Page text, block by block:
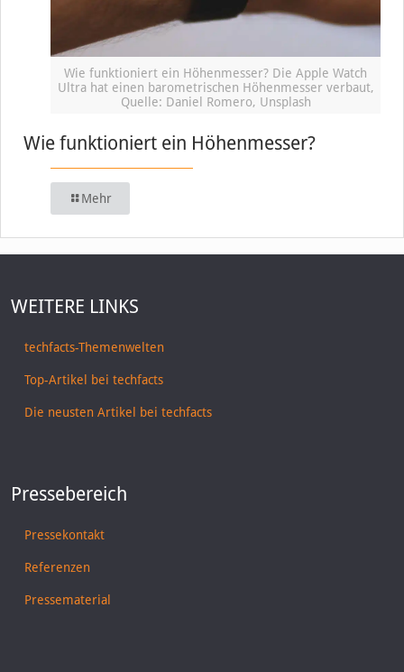
Wie funktioniert ein Höhenmesser? Die Apple Watch
Ultra hat einen barometrischen Höhenmesser verbaut,
Quelle: Daniel Romero, Unsplash
Wie funktioniert ein Höhenmesser?
Mehr
WEITERE LINKS
techfacts-Themenwelten
Top-Artikel bei techfacts
Die neusten Artikel bei techfacts
Pressebereich
Pressekontakt
Referenzen
Pressematerial